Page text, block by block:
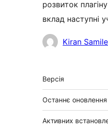
розвиток
вклад наступні
Учасники
Kiran
Мета
Версія
Останнє оновлення
Активних